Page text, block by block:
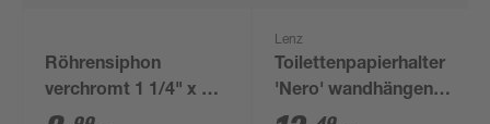
Röhrensiphon
verchromt 1 1/4" x 32
mm
Lenz
Toilettenpapierhalter
'Nero' wandhängend
schwarz